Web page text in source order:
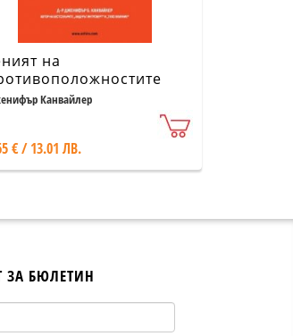
на
Канвайлер
€ / 13.01 ЛВ.
ЗА БЮЛЕТИН